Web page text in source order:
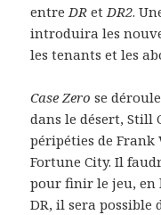
entre DR et DR2.
introduira les
les tenants et les
Case Zero se
dans le désert, Still
péripéties de Frank
Fortune City. Il
pour finir le jeu, en
DR, il sera possible